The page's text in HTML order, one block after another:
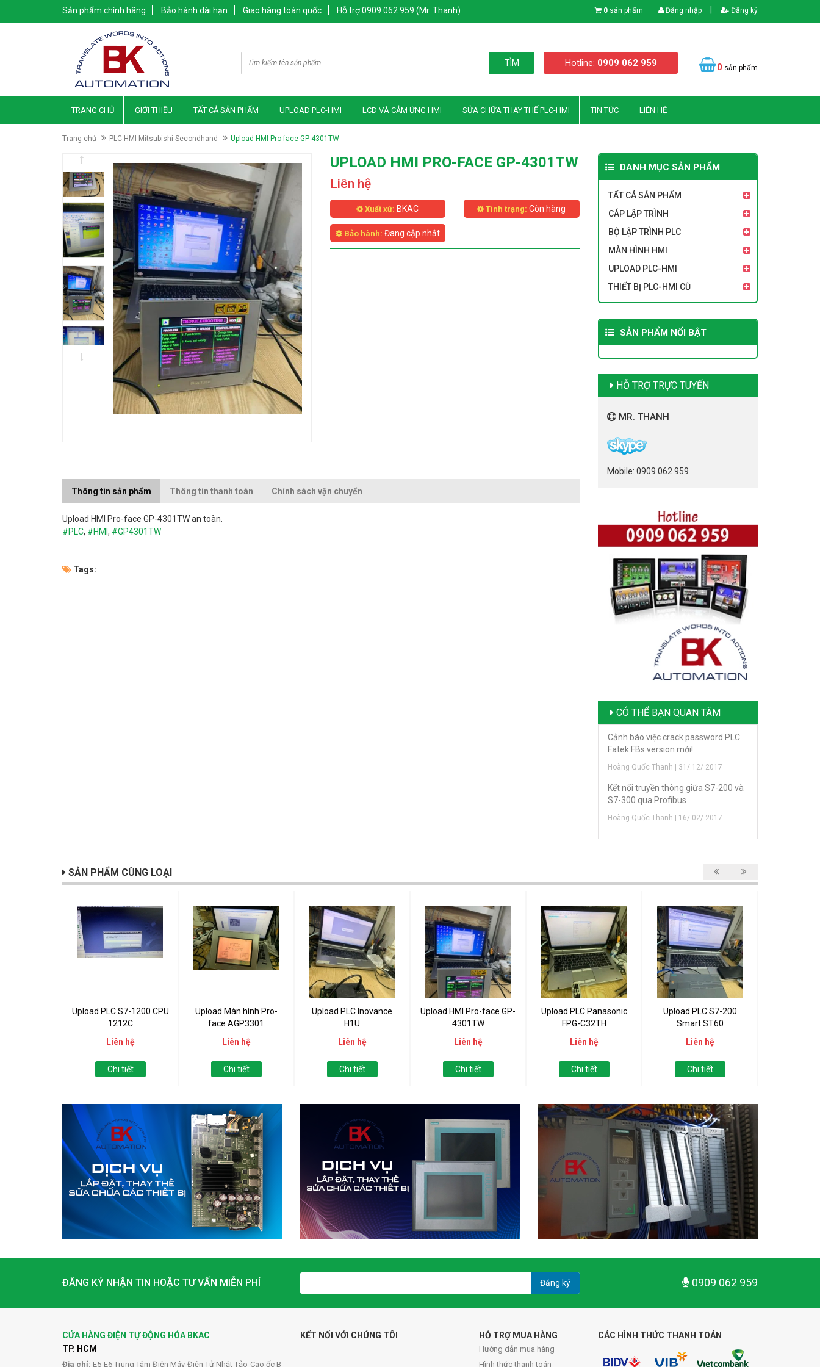
Sản phẩm chính hãng Bảo hành dài hạn Giao hàng toàn quốc Hỗ trợ 0909 062 959 (Mr. Thanh) 0 sản phẩm Đăng nhập Đăng ký
TÌM Hotline: 0909 062 959 0 sản phẩm
TRANG CHỦ GIỚI THIỆU TẤT CẢ SẢN PHẨM UPLOAD PLC-HMI LCD VÀ CẢM ỨNG HMI SỬA CHỮA THAY THẾ PLC-HMI TIN TỨC LIÊN HỆ
Trang chủ PLC-HMI Mitsubishi Secondhand Upload HMI Pro-face GP-4301TW
UPLOAD HMI PRO-FACE GP-4301TW
Liên hệ
Xuất xứ: BKAC Tình trạng: Còn hàng
Bảo hành: Đang cập nhật
Thông tin sản phẩm Thông tin thanh toán Chính sách vận chuyển
Upload HMI Pro-face GP-4301TW an toàn.
#PLC, #HMI , #GP4301TW
Tags:
DANH MỤC SẢN PHẨM
TẤT CẢ SẢN PHẨM
CÁP LẬP TRÌNH
BỘ LẬP TRÌNH PLC
MÀN HÌNH HMI
UPLOAD PLC-HMI
THIẾT BỊ PLC-HMI CŨ
SẢN PHẨM NỔI BẬT
HỖ TRỢ TRỰC TUYẾN
MR. THANH
Mobile: 0909 062 959
CÓ THỂ BẠN QUAN TÂM
Cảnh báo việc crack password PLC
Fatek FBs version mới!
Hoàng Quốc Thanh | 31/ 12/ 2017
Kết nối truyền thông giữa S7-200 và
S7-300 qua Profibus
Hoàng Quốc Thanh | 16/ 02/ 2017
SẢN PHẨM CÙNG LOẠI
Upload PLC S7-1200 CPU
1212C
Liên hệ
Chi tiết
Upload Màn hình Pro-
face AGP3301
Liên hệ
Chi tiết
Upload PLC Inovance
H1U
Liên hệ
Chi tiết
Upload HMI Pro-face GP-
4301TW
Liên hệ
Chi tiết
Upload PLC Panasonic
FPG-C32TH
Liên hệ
Chi tiết
Upload PLC S7-200
Smart ST60
Liên hệ
Chi tiết
ĐĂNG KÝ NHẬN TIN HOẶC TƯ VẤN MIỄN PHÍ Đăng ký 0909 062 959
CỬA HÀNG ĐIỆN TỰ ĐỘNG HÓA BKAC
TP. HCM
Địa chỉ: E5-E6 Trung Tâm Điện Máy-Điện Tử Nhật Tảo-Cao ốc B
KẾT NỐI VỚI CHÚNG TÔI HỖ TRỢ MUA HÀNG
Hướng dẫn mua hàng
Hình thức thanh toán
CÁC HÌNH THỨC THANH TOÁN